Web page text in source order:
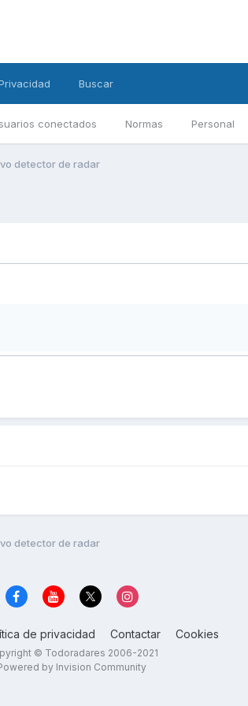
conectados Normas Personal
Buscar
detector de radar
detector de radar
de privacidad Contactar Cookies
© Todoradares 2006-2021
by Invision Community